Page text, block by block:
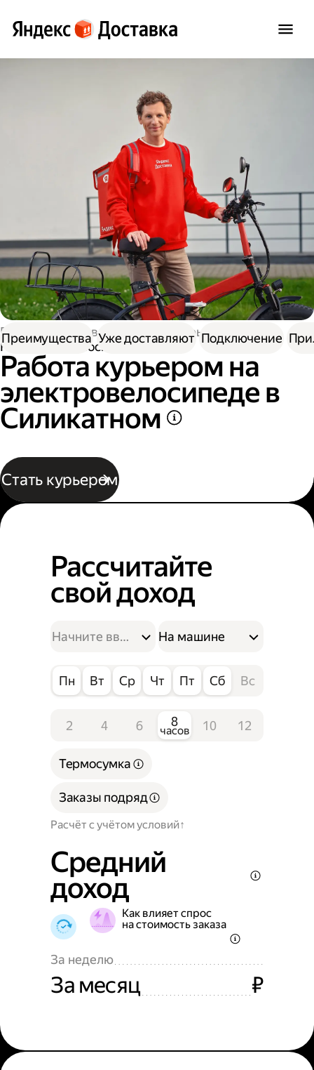
Работа в Доставке
Работа курьером
На электровелосипеде
Работа курьером на
электровелосипеде в
Силикатном
Стать курьером
Преимущества Уже доставляют Подключение
Рассчитайте
свой доход
На машине
Пн Вт Ср Чт Пт Сб Вс
2 4 6 8
часов 10 12
Расчёт с учётом условий
Термосумка
Заказы подряд
Средний
доход
Как влияет спрос
на стоимость заказа
За неделю
За месяц ₽